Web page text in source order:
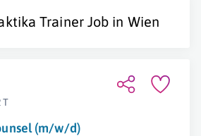
TrainerJob in Wien
T
(m/w/d)